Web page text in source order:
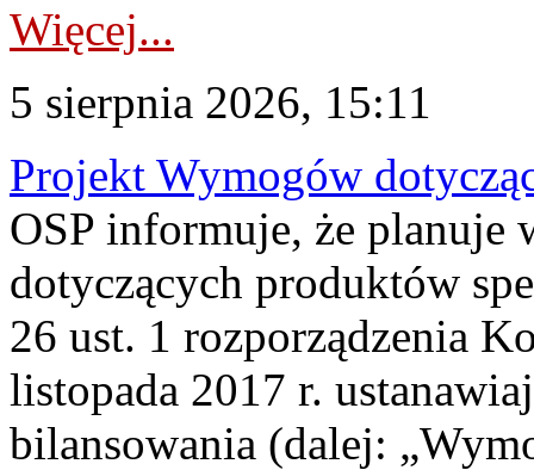
Więcej...
5 sierpnia 2026, 15:11
Projekt Wymogów
OSP informuje, że planuje
dotyczących produktów
26 ust. 1 rozporządzenia
listopada 2017 r.
bilansowania (dalej: